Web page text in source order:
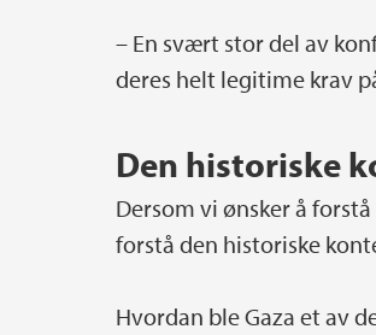
– En svært stor del av
deres helt legitime krav
Den historiske
Dersom vi ønsker å
forstå den historiske
Hvordan ble Gaza et av